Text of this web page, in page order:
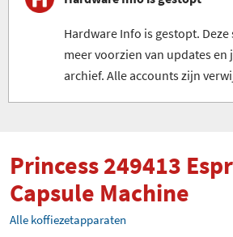
Hardware Info is gestopt.
meer voorzien van updates en
archief. Alle accounts zijn
Princess 249413
Capsule Machine
Alle koffiezetapparaten